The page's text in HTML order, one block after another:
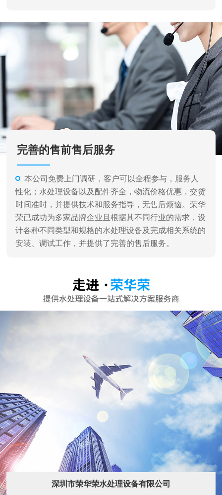
完善的售前售后服务
本公司免费上门调研，客户可以全程参与，服务人
性化；水处理设备以及配件齐全，物流价格优惠，交货
时间准时，并提供技术和服务指导，无售后烦恼。荣华
荣已成功为多家品牌企业且根据其不同行业的需求，设
计各种不同类型和规格的水处理设备及完成相关系统的
安装、调试工作，并提供了完善的售后服务。
深圳市荣华荣水处理设备有限公司